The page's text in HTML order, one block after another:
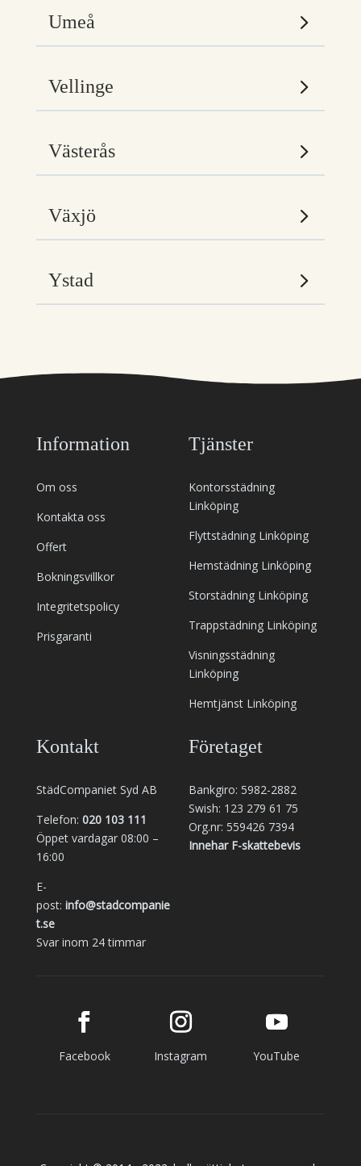
Umeå
Vellinge
Västerås
Växjö
Ystad
Information
Om oss
Kontakta oss
Offert
Bokningsvillkor
Integritetspolicy
Prisgaranti
Tjänster
Kontorsstädning
Linköping
Flyttstädning Linköping
Hemstädning Linköping
Storstädning Linköping
Trappstädning Linköping
Visningsstädning
Linköping
Hemtjänst Linköping
Kontakt
StädCompaniet Syd AB
Telefon: 020 103 111
Öppet vardagar 08:00 –
16:00
E-
post: info@stadcompanie
t.se
Svar inom 24 timmar
Företaget
Bankgiro: 5982-2882
Swish: 123 279 61 75
Org.nr: 559426 7394
Innehar F-skattebevis
Facebook Instagram YouTube